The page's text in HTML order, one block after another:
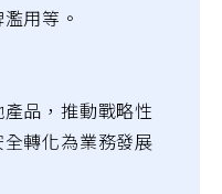
用等。
品，推動戰略性
轉化為業務發展